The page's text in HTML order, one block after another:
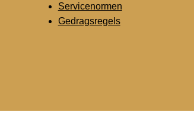
Servicenormen
Gedragsregels